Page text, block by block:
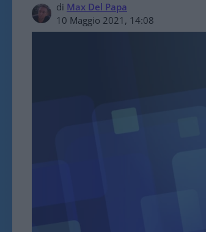
di Max Del Papa
10 Maggio 2021, 14:08